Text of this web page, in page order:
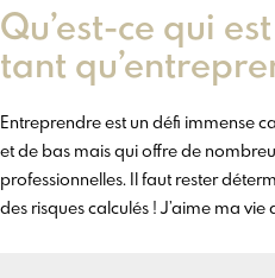
Qu’est-ce qui
tant
Entreprendre est un défi immense
et de bas mais qui offre de
professionnelles. Il faut rester
des risques calculés ! J’aime ma vie